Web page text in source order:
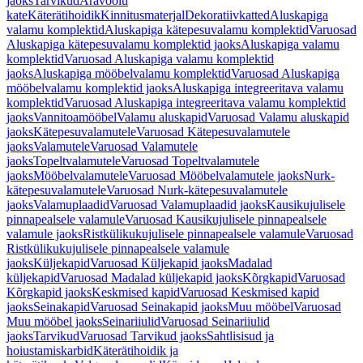
kateKäterätihoidikKinnitusmaterjalDekoratiivkattedAluskapiga
valamu komplektidAluskapiga kätepesuvalamu komplektidVaruosad
Aluskapiga kätepesuvalamu komplektid jaoksAluskapiga valamu
komplektidVaruosad Aluskapiga valamu komplektid
jaoksAluskapiga mööbelvalamu komplektidVaruosad Aluskapiga
mööbelvalamu komplektid jaoksAluskapiga integreeritava valamu
komplektidVaruosad Aluskapiga integreeritava valamu komplektid
jaoksVannitoamööbelValamu aluskapidVaruosad Valamu aluskapid
jaoksKätepesuvalamuteleVaruosad Kätepesuvalamutele
jaoksValamuteleVaruosad Valamutele
jaoksTopeltvalamuteleVaruosad Topeltvalamutele
jaoksMööbelvalamuteleVaruosad Mööbelvalamutele jaoksNurk-
kätepesuvalamuteleVaruosad Nurk-kätepesuvalamutele
jaoksValamuplaadidVaruosad Valamuplaadid jaoksKausikujulisele
pinnapealsele valamuleVaruosad Kausikujulisele pinnapealsele
valamule jaoksRistkülikukujulisele pinnapealsele valamuleVaruosad
Ristkülikukujulisele pinnapealsele valamule
jaoksKüljekapidVaruosad Küljekapid jaoksMadalad
küljekapidVaruosad Madalad küljekapid jaoksKõrgkapidVaruosad
Kõrgkapid jaoksKeskmised kapidVaruosad Keskmised kapid
jaoksSeinakapidVaruosad Seinakapid jaoksMuu mööbelVaruosad
Muu mööbel jaoksSeinariiulidVaruosad Seinariiulid
jaoksTarvikudVaruosad Tarvikud jaoksSahtlisisud ja
hoiustamiskarbidKäterätihoidik ja